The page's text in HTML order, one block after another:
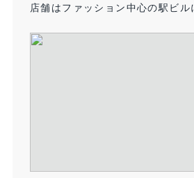
店舗はファッション中心の駅ビル